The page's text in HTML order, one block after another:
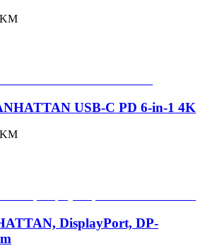
KM
USB-C PD 6-in-1 4K
DisplayPort, DP-